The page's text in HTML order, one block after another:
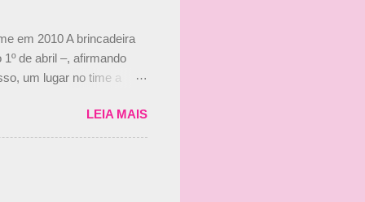
em 2010 A brincadeira
de abril –, afirmando
um lugar no time a
Senna em 2010. "Na
ter assinado com Bruno
contra o filho do
LEIA MAIS